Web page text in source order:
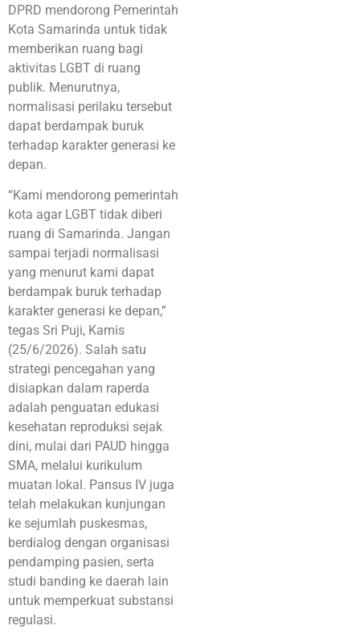
DPRD mendorong Pemerintah
Kota Samarinda untuk tidak
memberikan ruang bagi
aktivitas LGBT di ruang
publik. Menurutnya,
normalisasi perilaku tersebut
dapat berdampak buruk
terhadap karakter generasi ke
depan.
“Kami mendorong pemerintah
kota agar LGBT tidak diberi
ruang di Samarinda. Jangan
sampai terjadi normalisasi
yang menurut kami dapat
berdampak buruk terhadap
karakter generasi ke depan,”
tegas Sri Puji, Kamis
(25/6/2026). Salah satu
strategi pencegahan yang
disiapkan dalam raperda
adalah penguatan edukasi
kesehatan reproduksi sejak
dini, mulai dari PAUD hingga
SMA, melalui kurikulum
muatan lokal. Pansus IV juga
telah melakukan kunjungan
ke sejumlah puskesmas,
berdialog dengan organisasi
pendamping pasien, serta
studi banding ke daerah lain
untuk memperkuat substansi
regulasi.